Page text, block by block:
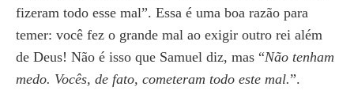
fizeram todo esse mal”. Essa é uma boa razão para
temer: você fez o grande mal ao exigir outro rei além
de Deus! Não é isso que Samuel diz, mas “Não tenham
medo. Vocês, de fato, cometeram todo este mal.”.